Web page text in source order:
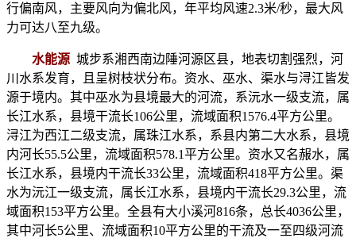
行偏南风，主要风向为偏北风，年平均风速2.3米/秒，最大风
力可达八至九级。
水能源 城步系湘西南边陲河源区县，地表切割强烈，河
川水系发育，且呈树枝状分布。资水、巫水、渠水与浔江皆发
源于境内。其中巫水为县境最大的河流，系沅水一级支流，属
长江水系，县境干流长106公里，流域面积1576.4平方公里。
浔江为西江二级支流，属珠江水系，系县内第二大水系，县境
内河长55.5公里，流域面积578.1平方公里。资水又名赧水，属
长江水系，县境内干流长33公里，流域面积418平方公里。渠
水为沅江一级支流，属长江水系，县境内干流长29.3公里，流
域面积153平方公里。全县有大小溪河816条，总长4036公里，
其中河长5公里、流域面积10平方公里的干流及一至四级河流